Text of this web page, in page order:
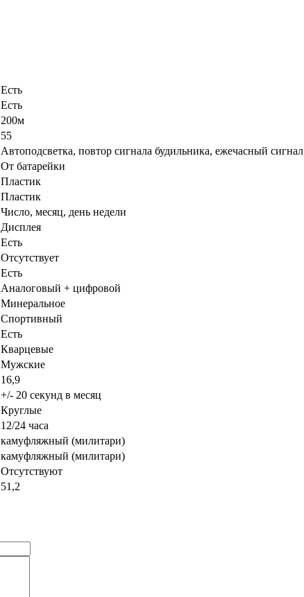
Есть
Есть
200м
55
Автоподсветка, повтор сигнала будильника, ежечасный
От батарейки
Пластик
Пластик
Число, месяц, день недели
Дисплея
Есть
Отсутствует
Есть
Аналоговый + цифровой
Минеральное
Спортивный
Есть
Кварцевые
Мужские
16,9
+/- 20 секунд в месяц
Круглые
12/24 часа
камуфляжный (милитари)
камуфляжный (милитари)
Отсутствуют
51,2